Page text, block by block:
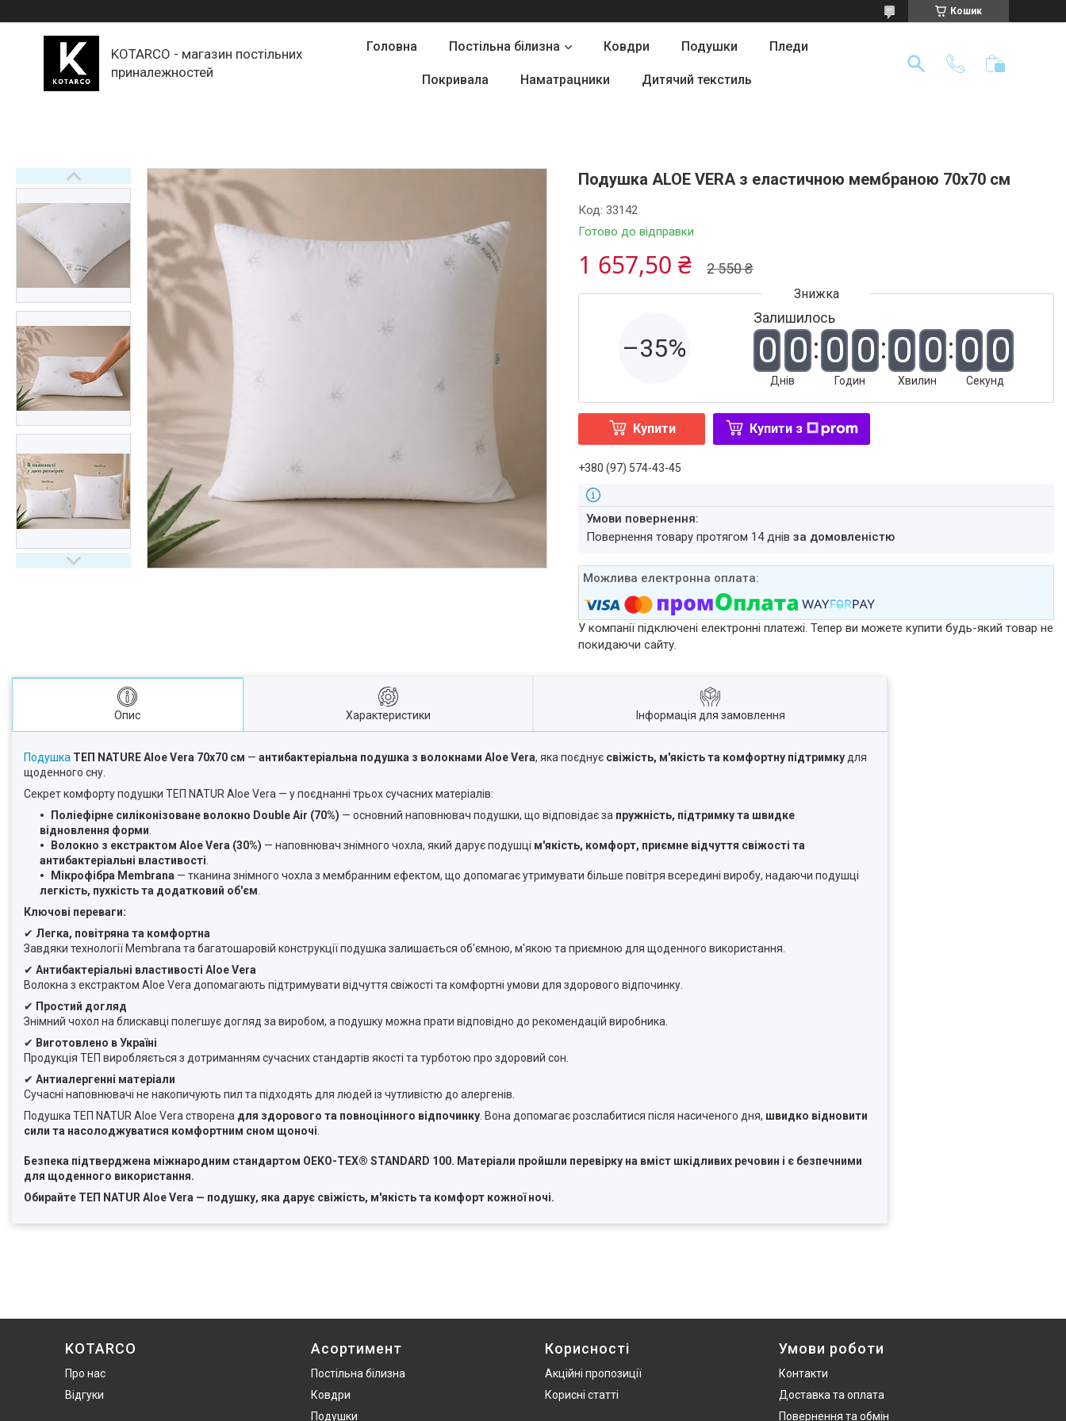
Кошик
KOTARCO - магазин постільних
приналежностей
Головна Постільна білизна Ковдри Подушки Пледи
Покривала Наматрацники Дитячий текстиль
Подушка ALOE VERA з еластичною мембраною 70х70 см
Готово до відправки
Код:33142
2 550 ₴
1 657,50 ₴
–35%
Залишилось
0 0
Днів
0 0
Годин
0 0
Хвилин
0 0
Секунд
Купити Купити з
+380 (97) 574-43-45
повернення товару протягом 14 днівза домовленістю
У компанії підключені електронні платежі. Тепер ви можете купити будь-який товар не
покидаючи сайту.
Опис Характеристики Інформація для замовлення
Подушка ТЕП NATURE Aloe Vera 70х70 см — антибактеріальна подушка з волокнами Aloe Vera, яка поєднує свіжість, м'якість та комфортну підтримку для
щоденного сну.
Секрет комфорту подушки ТЕП NATUR Aloe Vera — у поєднанні трьох сучасних матеріалів:
Поліефірне силіконізоване волокно Double Air (70%) — основний наповнювач подушки, що відповідає за пружність, підтримку та швидке
відновлення форми
Волокно з екстрактом Aloe Vera (30%) — наповнювач знімного чохла, який дарує подушці м'якість, комфорт, приємне відчуття свіжості та
антибактеріальні властивості
Мікрофібра Membrana — тканина знімного чохла з мембранним ефектом, що допомагає утримувати більше повітря всередині виробу, надаючи подушці
легкість, пухкість та додатковий об'єм
Ключові переваги:
✔ Легка, повітряна та комфортна
Завдяки технології Membrana та багатошаровій конструкції подушка залишається об'ємною, м'якою та приємною для щоденного використання.
✔ Антибактеріальні властивості Aloe Vera
Волокна з екстрактом Aloe Vera допомагають підтримувати відчуття свіжості та комфортні умови для здорового відпочинку.
✔ Простий догляд
Знімний чохол на блискавці полегшує догляд за виробом, а подушку можна прати відповідно до рекомендацій виробника.
✔ Виготовлено в Україні
Продукція ТЕП виробляється з дотриманням сучасних стандартів якості та турботою про здоровий сон.
✔ Антиалергенні матеріали
Сучасні наповнювачі не накопичують пил та підходять для людей із чутливістю до алергенів.
Подушка ТЕП NATUR Aloe Vera створена для здорового та повноцінного відпочинку . Вона допомагає розслабитися після насиченого дня, швидко відновити
сили та насолоджуватися комфортним сном щоночі
Безпека підтверджена міжнародним стандартом OEKO-TEX® STANDARD 100. Матеріали пройшли перевірку на вміст шкідливих речовин і є безпечними
для щоденного використання.
Обирайте ТЕП NATUR Aloe Vera — подушку, яка дарує свіжість, м'якість та комфорт кожної ночі.
KOTARCO
Про нас
Відгуки
Асортимент
Постільна білизна
Ковдри
Подушки
Корисності
Акційні пропозиції
Корисні статті
Умови роботи
Контакти
Доставка та оплата
Повернення та обмін